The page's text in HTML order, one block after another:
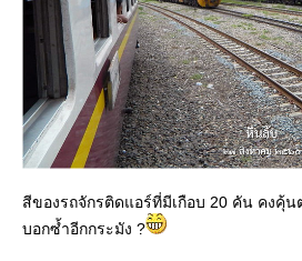
สีของรถจักรติดแอร์ที่มีเกือบ 20 คัน คงคุ้น
บอกซ้ำอีกกระมัง ?